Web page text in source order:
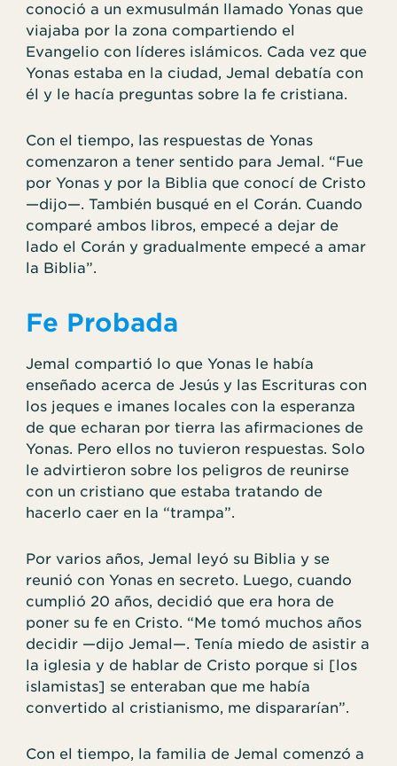
conoció a un exmusulmán llamado Yonas que
viajaba por la zona compartiendo el
Evangelio con líderes islámicos. Cada vez que
Yonas estaba en la ciudad, Jemal debatía con
él y le hacía preguntas sobre la fe cristiana.
Con el tiempo, las respuestas de Yonas
comenzaron a tener sentido para Jemal. “Fue
por Yonas y por la Biblia que conocí de Cristo
—dijo—. También busqué en el Corán. Cuando
comparé ambos libros, empecé a dejar de
lado el Corán y gradualmente empecé a amar
la Biblia”.
Fe Probada
Jemal compartió lo que Yonas le había
enseñado acerca de Jesús y las Escrituras con
los jeques e imanes locales con la esperanza
de que echaran por tierra las afirmaciones de
Yonas. Pero ellos no tuvieron respuestas. Solo
le advirtieron sobre los peligros de reunirse
con un cristiano que estaba tratando de
hacerlo caer en la “trampa”.
Por varios años, Jemal leyó su Biblia y se
reunió con Yonas en secreto. Luego, cuando
cumplió 20 años, decidió que era hora de
poner su fe en Cristo. “Me tomó muchos años
decidir —dijo Jemal—. Tenía miedo de asistir a
la iglesia y de hablar de Cristo porque si [los
islamistas] se enteraban que me había
convertido al cristianismo, me dispararían”.
Con el tiempo, la familia de Jemal comenzó a